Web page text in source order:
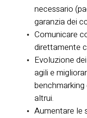
necessario
garanzia dei
Comunicare
direttamente
Evoluzione
agili e
altrui.
Aumentare le